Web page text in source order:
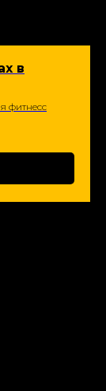
в
фитнесс